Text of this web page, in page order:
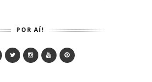
POR AÍ!